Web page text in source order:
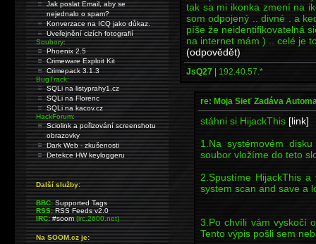
tak sa mi ikonka zmení na
som odpojený .. divné . a
píše že neidentifikovatelná
na internet mám ) .. celé je
(odpovědět)
JsQ27 | 192.40.57.*
re: Moja Sieť Zadáva
stáhni si HijackThis [link]
1.Na systémovém
soubor vložíme do teto
2.Spustíme HijackThis
system scan and save a
3.Po chvíli vám vyskočí
Tento výpis pošli sem
Jak poslat Email, aby se
nejednalo o spam?
Konverzace na ICQ jako důkaz.
Uveřejnění cizích fotografií
Soubory:
Phoenix 2.5
Crimeware Exploit Kit
Crimepack 3.1.3
BugTrack:
SQLi na listyprahy1.cz
SQLi na Florenc
SQLi na kacov.cz
HackForum:
Sciolink a pořizování screenshotu
obrazovky
Dark Web - zkušenosti
Detekce HW keyloggeru
Další služby:
BBC: Supported Tags
RSS: RSS Feeds v2.0
IRC: #soom(irc.2600.net)
Na SOOM.cz je: